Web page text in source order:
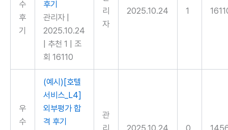
수
후
기
후기
관리자
2025.10.24
추천 1
조
회 16110
리
자
2025.10.24 1
우
수
(예시)[호텔
서비스_L4]
외부평가 합
격 후기
관